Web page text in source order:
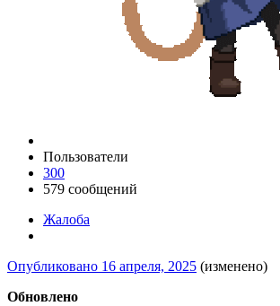
Пользователи
300
579 сообщений
Жалоба
Опубликовано 16 апреля, 2025 (изменено)
Обновлено